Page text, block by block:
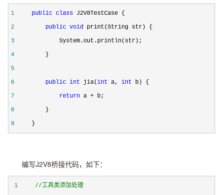
1 public class
2
public void
3
4
5
6
public int jia(int a, int
7
return a +
8
9
     }
编写J2V8桥接代码，如下：
1 //工具类添加处理